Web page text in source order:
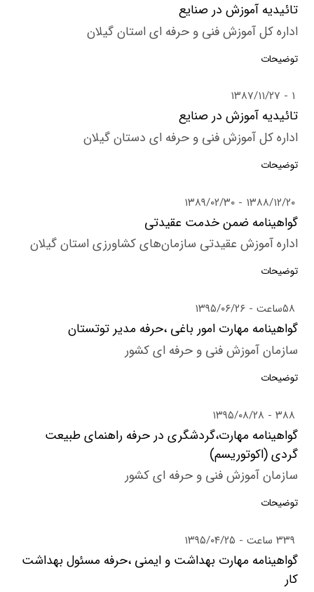
تائیدیه آموزش در صنایع
اداره کل آموزش فنی و حرفه ای استان گیلان
توضیحات
۱ ۱۳۸۷/۱۱/۲۷
تائیدیه آموزش در صنایع
اداره کل آموزش فنی و حرفه ای دستان گیلان
توضیحات
۱۳۸۸/۱۲/۲۰ ۱۳۸۹/۰۲/۳۰
گواهینامه ضمن خدمت عقیدتی
اداره آموزش عقیدتی سازمان‌های کشاورزی استان گیلان
توضیحات
۵۸ساعت ۱۳۹۵/۰۶/۲۶
گواهینامه مهارت امور باغی ،حرفه مدیر توتستان
سازمان آموزش فنی و حرفه ای کشور
توضیحات
۳۸۸ ۱۳۹۵/۰۸/۲۸
گواهینامه مهارت،گردشگری در حرفه راهنمای طبیعت
گردی (اکوتوریسم)
سازمان آموزش فنی و حرفه ای کشور
توضیحات
۳۳۹ ساعت ۱۳۹۵/۰۴/۲۵
گواهینامه مهارت بهداشت و ایمنی ،حرفه مسئول بهداشت
کار